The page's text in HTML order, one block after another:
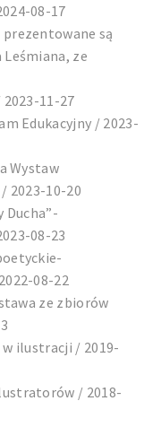
08-17
są
ze
11-27
Edukacyjny / 2023-
Wystaw
2023-10-20
Ducha”-
08-23
08-22
ze zbiorów
ilustracji / 2019-
/ 2018-